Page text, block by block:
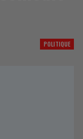
POLITIQUE